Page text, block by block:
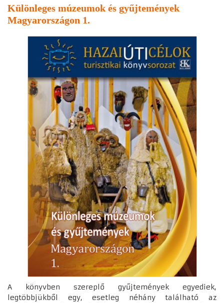
Különleges múzeumok és gyűjtemények
Magyarországon 1.
A könyvben szereplő gyűjtemények egyediek,
legtöbbjükből egy, esetleg néhány található az